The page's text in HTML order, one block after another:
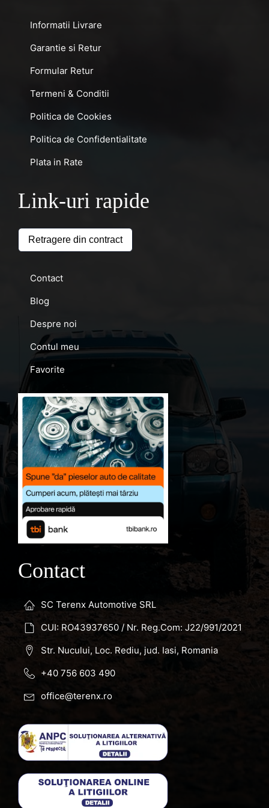
Informatii Livrare
Garantie si Retur
Formular Retur
Termeni & Conditii
Politica de Cookies
Politica de Confidentialitate
Plata in Rate
Link-uri rapide
Retragere din contract
Contact
Blog
Despre noi
Contul meu
Favorite
Contact
SC Terenx Automotive SRL
CUI: RO43937650 / Nr. Reg.Com: J22/991/2021
Str. Nucului, Loc. Rediu, jud. Iasi, Romania
+40 756 603 490
office@terenx.ro